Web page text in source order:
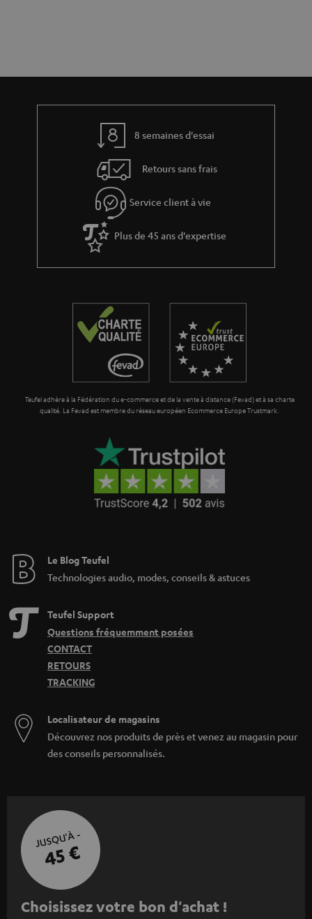
s
i
o
v
a
n
e
8 semaines d'essai
Retours sans frais
Service client à vie
Plus de 45 ans d'expertise
Teufel adhère à la Fédération du e-commerce et de la vente à distance (Fevad) et à sa charte
qualité. La Fevad est membre du réseau européen Ecommerce Europe Trustmark.
Le Blog Teufel
Technologies audio, modes, conseils & astuces
Teufel Support
Questions fréquemment posées
CONTACT
RETOURS
TRACKING
Localisateur de magasins
Découvrez nos produits de près et venez au magasin pour
des conseils personnalisés.
JUSQU'À -
45 €
I
Choisissez votre bon d'achat !